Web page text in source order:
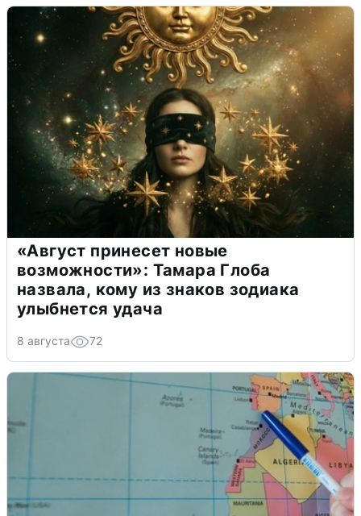
«Август принесет новые
возможности»: Тамара Глоба
назвала, кому из знаков зодиака
улыбнется удача
8 августа 72